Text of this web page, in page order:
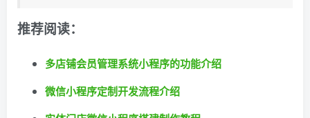
推荐阅读：
多店铺会员管理系统小程序的功能介绍
微信小程序定制开发流程介绍